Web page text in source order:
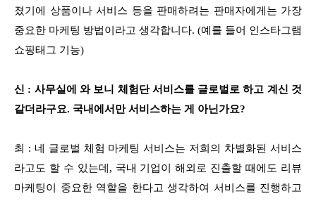
졌기에 상품이나 서비스 등을 판매하려는 판매자에게는 가장
중요한 마케팅 방법이라고 생각합니다. (예를 들어 인스타그램
쇼핑태그 기능)
신 : 사무실에 와 보니 체험단 서비스를 글로벌로 하고 계신 것
같더라구요. 국내에서만 서비스하는 게 아닌가요?
최 : 네 글로벌 체험 마케팅 서비스는 저희의 차별화된 서비스
라고도 할 수 있는데, 국내 기업이 해외로 진출할 때에도 리뷰
마케팅이 중요한 역할을 한다고 생각하여 서비스를 진행하고